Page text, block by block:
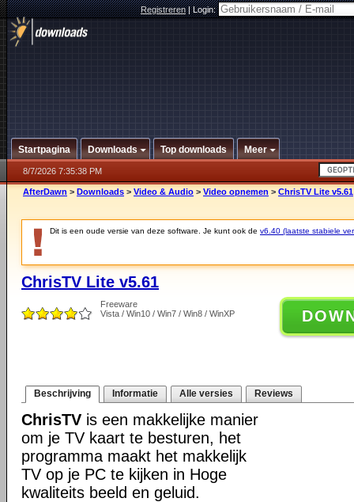
Registreren|Login:
Startpagina Downloads Top downloads Meer
8/7/2026 7:35:38 PM
AfterDawn > Downloads > Video & Audio > Video opnemen > ChrisTV Lite v5.61
Dit is een oude versie van deze software. Je kunt ook de v6.40 (laatste stabiele
ChrisTV Lite v5.61
Freeware
Vista / Win10 / Win7 / Win8 / WinXP
Beschrijving Informatie Alle versies Reviews
ChrisTV is een makkelijke manier
om je TV kaart te besturen, het
programma maakt het makkelijk
TV op je PC te kijken in Hoge
kwaliteits beeld en geluid.